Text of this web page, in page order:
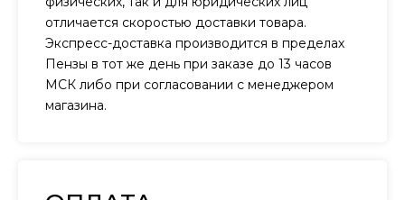
отличается скоростью доставки товара.
Экспресс-доставка производится в пределах
Пензы в тот же день при заказе до 13 часов
МСК либо при согласовании с менеджером
магазина.